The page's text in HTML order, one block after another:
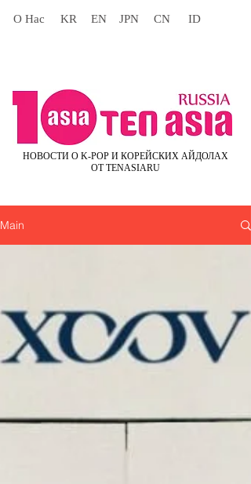
О Нас KR EN JPN CN ID
НОВОСТИ О K-POP И КОРЕЙСКИХ АЙДОЛАХ
ОТ TENASIARU
Main